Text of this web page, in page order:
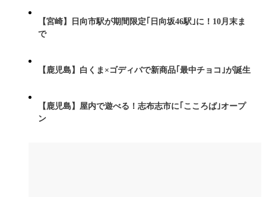
【宮崎】日向市駅が期間限定｢日向坂46駅｣に！10月末ま
で
【鹿児島】白くま×ゴディバで新商品｢最中チョコ｣が誕生
【鹿児島】屋内で遊べる！志布志市に｢こころば｣オープ
ン